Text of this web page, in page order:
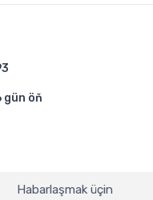
gün öň
Habarlaşmak üçin